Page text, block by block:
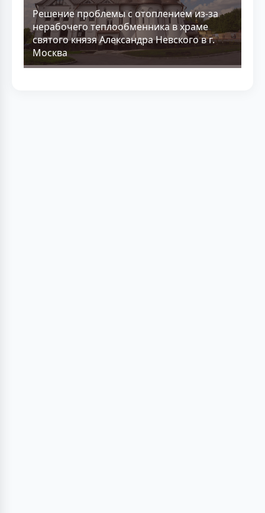
Решение проблемы с отоплением из-за
нерабочего теплообменника в храме
святого князя Александра Невского в г.
Москва